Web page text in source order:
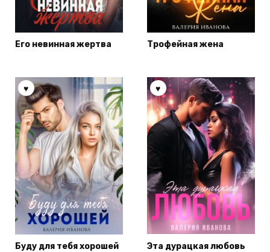
Его невинная жертва Трофейная жена
Буду для тебя хорошей Эта дурацкая любовь